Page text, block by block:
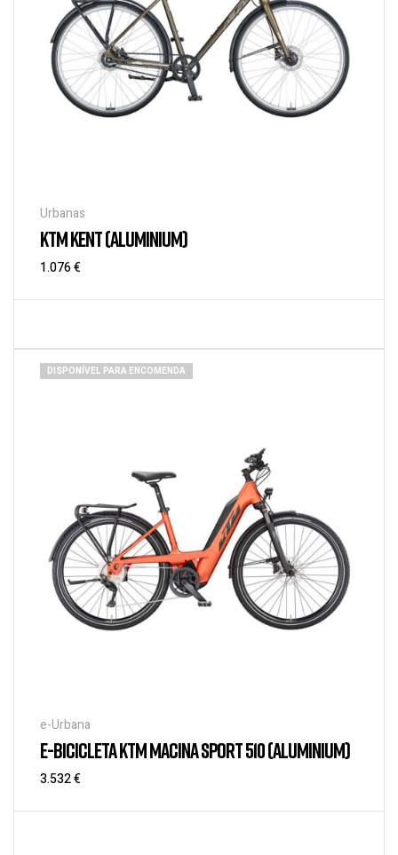
Urbanas
KTM KENT (ALUMINIUM)
1.076€
DISPONÍVEL PARA ENCOMENDA
e-Urbana
E-BICICLETA KTM MACINA SPORT 510 (ALUMINIUM)
3.532€